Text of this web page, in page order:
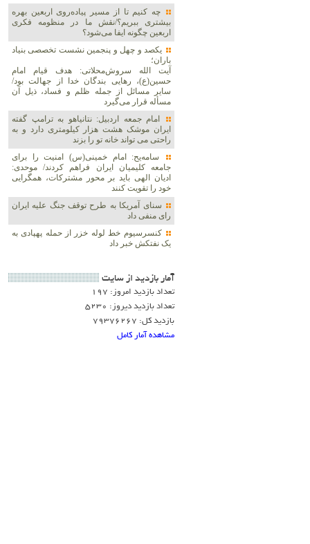
چه کنیم تا از مسیر پیاده‌روی اربعین بهره
بیشتری ببریم؟/نقش ما در منظومه فکری
اربعین چگونه ایفا می‌شود؟
یکصد و چهل و پنجمین نشست تخصصی بنیاد
باران؛
آیت الله سروش‌محلاتی: هدف قیام امام
حسین(ع)، رهایی بندگان خدا از جهالت بود/
سایر مسائل از جمله ظلم و فساد، ذیل آن
مسأله قرار می‌گیرد
امام جمعه اردبیل: نتانیاهو به ترامپ گفته
ایران موشک هشت هزار کیلومتری دارد و به
راحتی می تواند خانه تو را بزند
سامه‌یح: امام خمینی(س) امنیت را برای
جامعه کلیمیان ایران فراهم کردند/ موحدی:
ادیان الهی باید بر محور مشترکات، همگرایی
خود را تقویت کنند
سنای آمریکا به طرح توقف جنگ علیه ایران
رای منفی داد
کنسرسیوم خط لوله خزر از حمله پهپادی به
یک نفتکش خبر داد
آمار بازديد از سايت
تعداد بازدید امروز: 197
تعداد بازدید دیروز: 5230
بازدید کل: 79376267
مشاهده آمار کامل